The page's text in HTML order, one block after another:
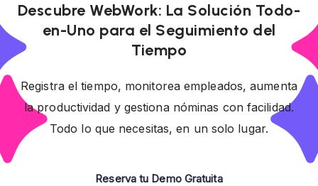
Descubre WebWork: La Solución Todo-
en-Uno para el Seguimiento del
Tiempo
Registra el tiempo, monitorea empleados, aumenta
la productividad y gestiona nóminas con facilidad.
Todo lo que necesitas, en un solo lugar.
Reserva tu Demo Gratuita